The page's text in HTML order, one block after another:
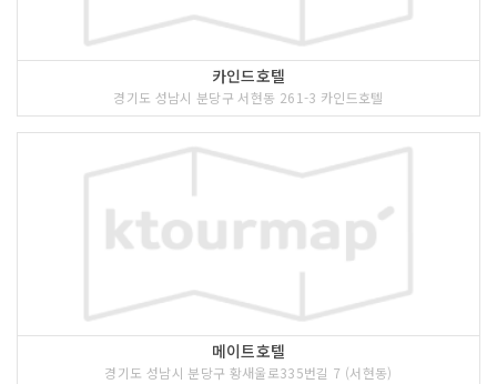
카인드호텔
경기도 성남시 분당구 서현동 261-3 카인드호텔
메이트호텔
경기도 성남시 분당구 황새울로335번길 7 (서현동)